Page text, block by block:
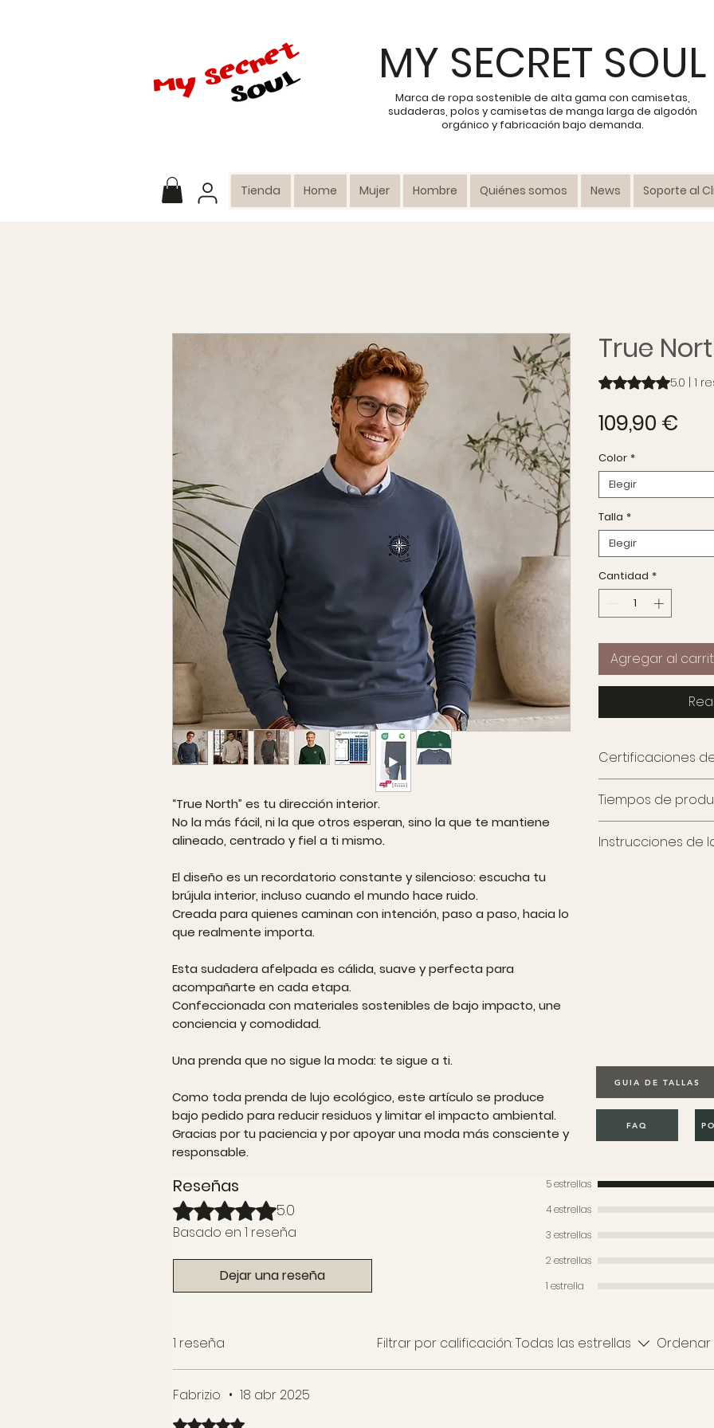
MY SECRET SOUL
Marca de ropa sostenible de alta gama con camisetas,
sudaderas, polos y camisetas de manga larga de algodón
orgánico y fabricación bajo demanda.
Tienda Home Mujer Hombre Quiénes somos News Soporte al
“True North” es tu dirección interior.
No la más fácil, ni la que otros esperan, sino la que te mantiene
alineado, centrado y fiel a ti mismo.
El diseño es un recordatorio constante y silencioso: escucha tu
brújula interior, incluso cuando el mundo hace ruido.
Creada para quienes caminan con intención, paso a paso, hacia lo
que realmente importa.
Esta sudadera afelpada es cálida, suave y perfecta para
acompañarte en cada etapa.
Confeccionada con materiales sostenibles de bajo impacto, une
conciencia y comodidad.
Una prenda que no sigue la moda: te sigue a ti.
Como toda prenda de lujo ecológico, este artículo se produce
bajo pedido para reducir residuos y limitar el impacto ambiental.
Gracias por tu paciencia y por apoyar una moda más consciente y
responsable.
True
Según 1 reseña, la
5.0 | 1
109,90 €
Color *
Elegir
Talla *
Elegir
Cantidad *
Agregar al
Certificaciones
del tejido. Además,
Standard 100 y
que el producto
Tiempos de
reducir residuos y
Instrucciones de
Reseñas
Obtuvo 5 de 5 estrellas.
5.0
Basado en 1 reseña
Dejar una reseña
5 estrellas
4 estrellas
3 estrellas
2 estrellas
1 estrella
1 reseña Filtrar por calificación:Todas las estrellas Ordenar
Fabrizio • 18 abr 2025
Obtuvo 5 de 5 estrellas.
GUIA DE TALLAS
FAQ